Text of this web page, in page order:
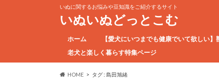
いぬに関するお悩みや豆知識をご紹介するサイト
いぬいぬどっとこむ
ホーム
【愛犬にいつまでも健康でいて欲しい
老犬と楽しく暮らす特集ページ
HOME タグ : 島田旭緒